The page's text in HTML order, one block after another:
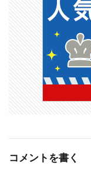
コメントを書く